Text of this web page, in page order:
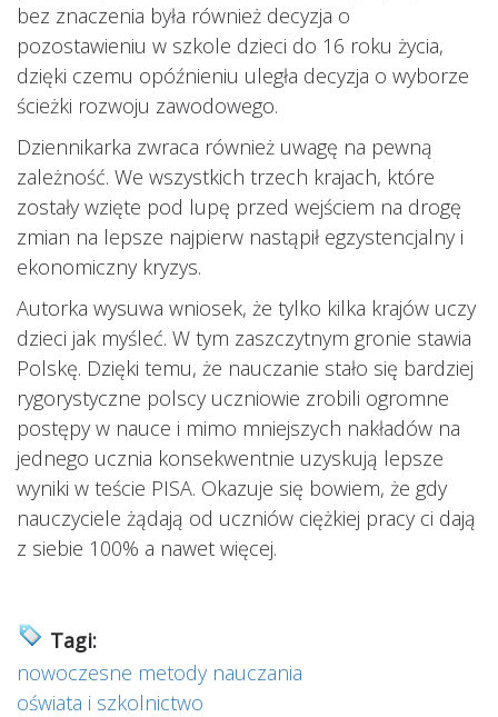
bez znaczenia była również decyzja o
pozostawieniu w szkole dzieci do 16 roku życia,
dzięki czemu opóźnieniu uległa decyzja o wyborze
ścieżki rozwoju zawodowego.
Dziennikarka zwraca również uwagę na pewną
zależność. We wszystkich trzech krajach, które
zostały wzięte pod lupę przed wejściem na drogę
zmian na lepsze najpierw nastąpił egzystencjalny i
ekonomiczny kryzys.
Autorka wysuwa wniosek, że tylko kilka krajów uczy
dzieci jak myśleć. W tym zaszczytnym gronie stawia
Polskę. Dzięki temu, że nauczanie stało się bardziej
rygorystyczne polscy uczniowie zrobili ogromne
postępy w nauce i mimo mniejszych nakładów na
jednego ucznia konsekwentnie uzyskują lepsze
wyniki w teście PISA. Okazuje się bowiem, że gdy
nauczyciele żądają od uczniów ciężkiej pracy ci dają
z siebie 100% a nawet więcej.
Tagi:
nowoczesne metody nauczania
oświata i szkolnictwo